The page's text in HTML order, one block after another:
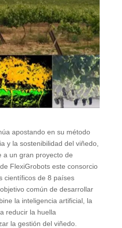
apostando en su método
y la sostenibilidad del viñedo,
a un gran proyecto de
FlexiGrobots este consorcio
científicos de 8 países
común de desarrollar
la inteligencia artificial, la
reducir la huella
la gestión del viñedo.